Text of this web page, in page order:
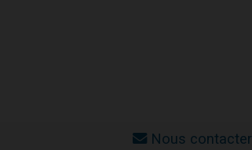
Nous contacter